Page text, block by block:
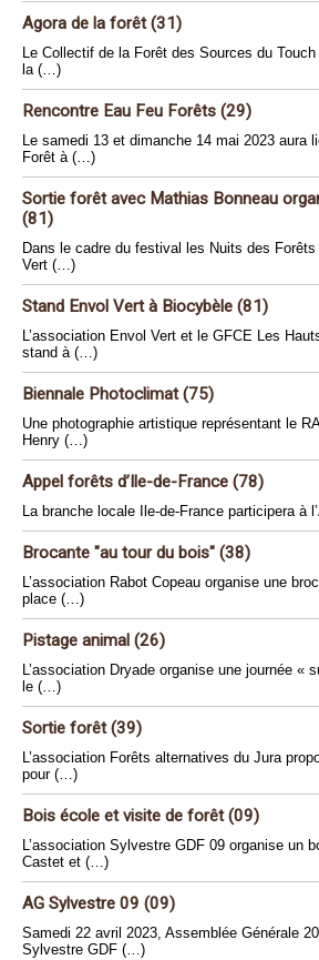
Agora de la forêt (31)
Le Collectif de la Forêt des Sources du
la (…)
Rencontre Eau Feu Forêts (29)
Le samedi 13 et dimanche 14 mai 2023 aura
Forêt à (…)
Sortie forêt avec Mathias Bonneau
(81)
Dans le cadre du festival les Nuits des Forêts
Vert (…)
Stand Envol Vert à Biocybèle (81)
L’association Envol Vert et le GFCE Les
stand à (…)
Biennale Photoclimat (75)
Une photographie artistique représentant le
Henry (…)
Appel forêts d’Ile-de-France (78)
La branche locale Ile-de-France participera à
Brocante "au tour du bois" (38)
L’association Rabot Copeau organise une
place (…)
Pistage animal (26)
L’association Dryade organise une journée «
le (…)
Sortie forêt (39)
L’association Forêts alternatives du Jura
pour (…)
Bois école et visite de forêt (09)
L’association Sylvestre GDF 09 organise un
Castet et (…)
AG Sylvestre 09 (09)
Samedi 22 avril 2023, Assemblée Générale
Sylvestre GDF (…)